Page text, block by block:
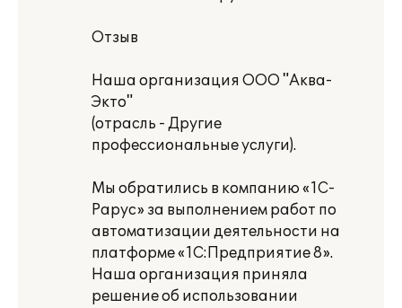
Отзыв
Наша организация ООО "Аква-
Экто"
(отрасль - Другие
профессиональные услуги).
Мы обратились в компанию «1С-
Рарус» за выполнением работ по
автоматизации деятельности на
платформе «1С:Предприятие 8».
Наша организация приняла
решение об использовании